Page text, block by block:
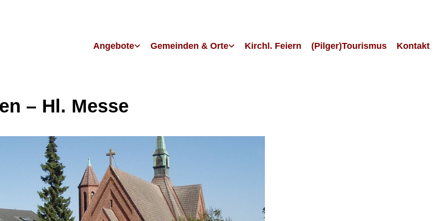
Angebote Gemeinden & Orte Kirchl. Feiern (Pilger)Tourismus Kontakt
– Hl. Messe